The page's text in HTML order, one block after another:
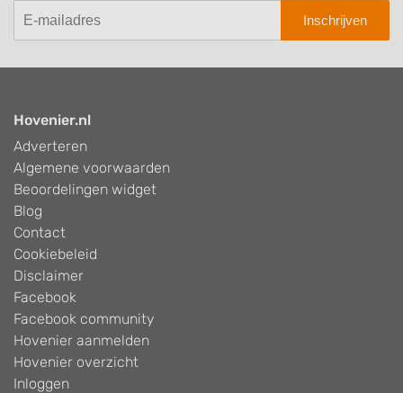
Inschrijven
Hovenier.nl
Adverteren
Algemene voorwaarden
Beoordelingen widget
Blog
Contact
Cookiebeleid
Disclaimer
Facebook
Facebook community
Hovenier aanmelden
Hovenier overzicht
Inloggen